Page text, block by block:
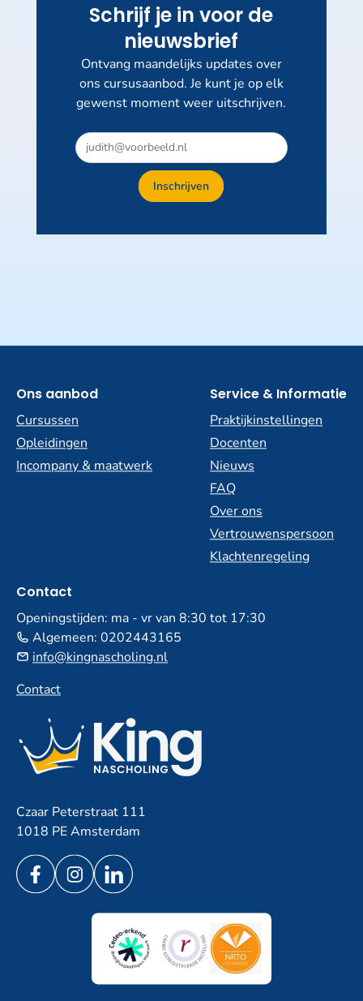
Schrijf je in voor de
nieuwsbrief
Ontvang maandelijks updates over
ons cursusaanbod. Je kunt je op elk
gewenst moment weer uitschrijven.
Inschrijven
Ons aanbod
Cursussen
Opleidingen
Incompany & maatwerk
Service & Informatie
Praktijkinstellingen
Docenten
Nieuws
FAQ
Over ons
Vertrouwenspersoon
Klachtenregeling
Contact
Openingstijden: ma - vr van 8:30 tot 17:30
Algemeen: 0202443165
info@kingnascholing.nl
Contact
Czaar Peterstraat 111
1018 PE Amsterdam